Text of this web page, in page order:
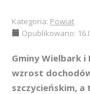
Kategoria: Powiat
Opublikowano:
Gminy Wielbark
wzrost
szczycieńskim, a